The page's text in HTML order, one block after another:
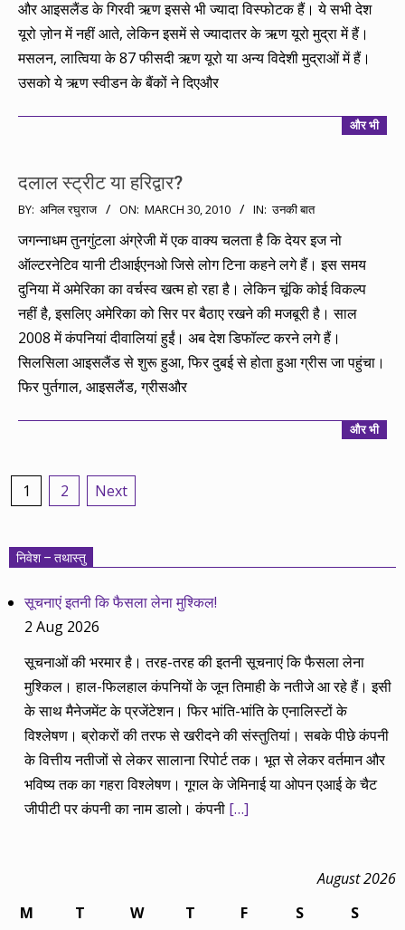
और आइसलैंड के गिरवी ऋण इससे भी ज्यादा विस्फोटक हैं। ये सभी देश
यूरो ज़ोन में नहीं आते, लेकिन इसमें से ज्यादातर के ऋण यूरो मुद्रा में हैं।
मसलन, लात्विया के 87 फीसदी ऋण यूरो या अन्य विदेशी मुद्राओं में हैं।
उसको ये ऋण स्वीडन के बैंकों ने दिएऔर
और भी
दलाल स्ट्रीट या हरिद्वार?
2010-
30
BY: अनिल रघुराज ON: MARCH 30, 2010 IN: उनकी बात
जगन्नाधम तुनगुंटला अंग्रेजी में एक वाक्य चलता है कि देयर इज नो
ऑल्टरनेटिव यानी टीआईएनओ जिसे लोग टिना कहने लगे हैं। इस समय
दुनिया में अमेरिका का वर्चस्व खत्म हो रहा है। लेकिन चूंकि कोई विकल्प
नहीं है, इसलिए अमेरिका को सिर पर बैठाए रखने की मजबूरी है। साल
2008 में कंपनियां दीवालियां हुईं। अब देश डिफॉल्ट करने लगे हैं।
सिलसिला आइसलैंड से शुरू हुआ, फिर दुबई से होता हुआ ग्रीस जा पहुंचा।
फिर पुर्तगाल, आइसलैंड, ग्रीसऔर
और भी
Posts
1 2 Next
निवेश – तथास्तु
सूचनाएं इतनी कि फैसला लेना मुश्किल!
2 Aug 2026
सूचनाओं की भरमार है। तरह-तरह की इतनी सूचनाएं कि फैसला लेना
मुश्किल। हाल-फिलहाल कंपनियों के जून तिमाही के नतीजे आ रहे हैं। इसी
के साथ मैनेजमेंट के प्रजेंटेशन। फिर भांति-भांति के एनालिस्टों के
विश्लेषण। ब्रोकरों की तरफ से खरीदने की संस्तुतियां। सबके पीछे कंपनी
के वित्तीय नतीजों से लेकर सालाना रिपोर्ट तक। भूत से लेकर वर्तमान और
भविष्य तक का गहरा विश्लेषण। गूगल के जेमिनाई या ओपन एआई के चैट
जीपीटी पर कंपनी का नाम डालो। कंपनी […]
August 2026
M
T W T F S
S